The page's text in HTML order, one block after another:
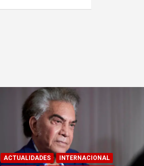
ACTUALIDADES
INTERNACIONAL